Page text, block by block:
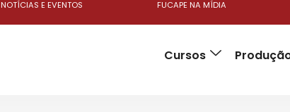
NOTÍCIAS E EVENTOS FUCAPE NA MÍDIA
Cursos